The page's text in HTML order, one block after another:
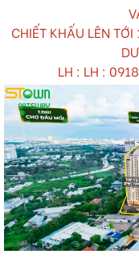
CHIẾT KHẤU LÊN
LH : LH :